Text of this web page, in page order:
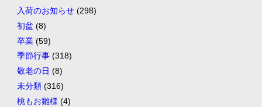
入荷のお知らせ(298)
初盆 (8)
卒業(59)
季節行事(318)
敬老の日 (8)
未分類(316)
桃もお雛様 (4)